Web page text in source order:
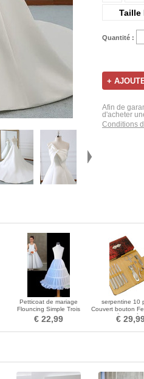
Taille
Quantité :
Afin de
d'acheter
Conditions
Petticoat de mariage
Flouncing Simple Trois
jantes Taffetas en polyester
€ 22,99
serpentine 10
Couvert bouton
qualité Clou à
d'affaires
€